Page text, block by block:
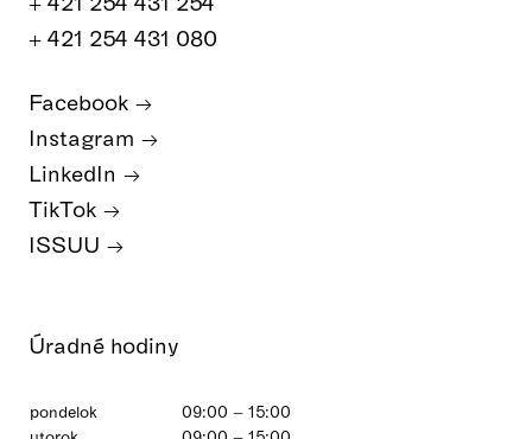
Úradné hodiny
pondelok
09:00 – 15:00
+ 421 254 431 080
Facebook
Instagram
LinkedIn
TikTok
ISSUU